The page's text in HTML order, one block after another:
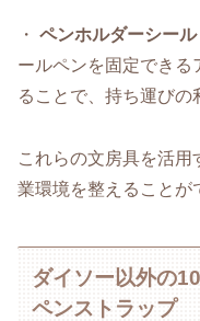
・ ペンホルダーシール
ールペンを固定でき
ることで、持ち運びの
これらの文房具を活
業環境を整えることが
ダイソー以外の
ペンストラップ